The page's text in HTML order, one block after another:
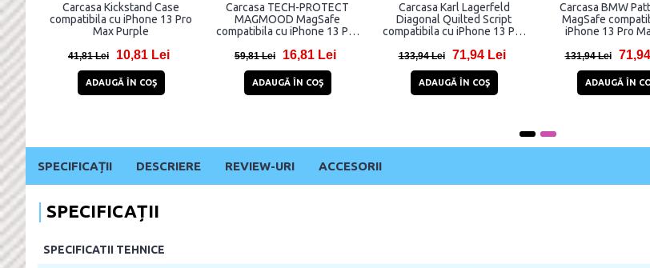
Pro
Carcasa Kickstand Case
compatibila cu iPhone 13 Pro
Max Purple
41,81 Lei 10,81 Lei
ADAUGĂ ÎN COŞ
Carcasa TECH-PROTECT
MAGMOOD MagSafe
compatibila cu iPhone 13 Pro
59,81 Lei 16,81 Lei
ADAUGĂ ÎN COŞ
Carcasa Karl Lagerfeld
Diagonal Quilted Script
compatibila cu iPhone 13 Pro
133,94 Lei 71,94 Lei
ADAUGĂ ÎN COŞ
Carcasa BMW
MagSafe
iPhone 13 Pro
131,94 Lei
ADAUGĂ ÎN
SPECIFICAȚII DESCRIERE REVIEW-URI ACCESORII
SPECIFICAȚII
SPECIFICATII TEHNICE